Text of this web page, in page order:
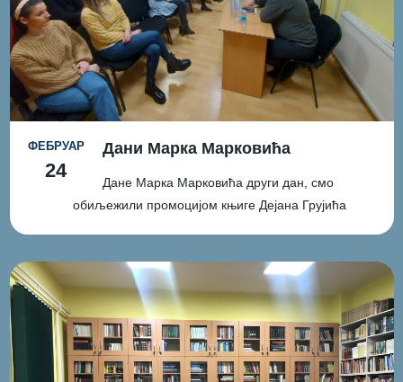
ФЕБРУАР
24
Дани Марка Марковића
Дане Марка Марковића други дан, смо
обиљежили промоцијом књиге Дејана Грујића